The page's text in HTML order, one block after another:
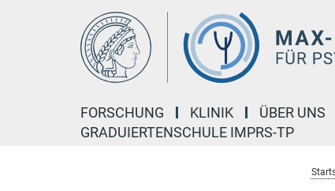
FORSCHUNG KLINIK ÜBER UNS
GRADUIERTENSCHULE IMPRS-TP